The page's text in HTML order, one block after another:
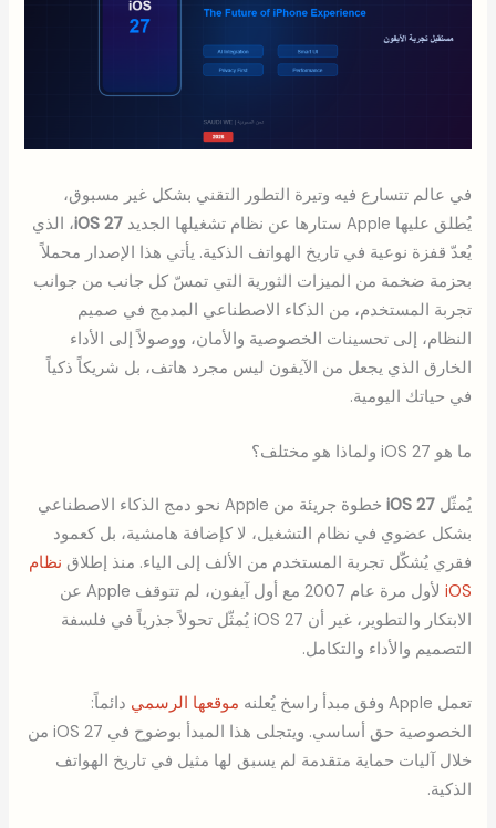
في عالم تتسارع فيه وتيرة التطور التقني بشكل غير مسبوق،
يُطلق عليها Apple ستارها عن نظام تشغيلها الجديد
iOS 27، الذي
يُعدّ قفزة نوعية في تاريخ الهواتف الذكية. يأتي هذا الإصدار محملاً
بحزمة ضخمة من الميزات الثورية التي تمسّ كل جانب من جوانب
تجربة المستخدم، من الذكاء الاصطناعي المدمج في صميم
النظام، إلى تحسينات الخصوصية والأمان، ووصولاً إلى الأداء
الخارق الذي يجعل من الآيفون ليس مجرد هاتف، بل شريكاً ذكياً
في حياتك اليومية.
ما هو iOS 27 ولماذا هو مختلف؟
يُمثّلiOS 27
خطوة جريئة من Apple نحو دمج الذكاء الاصطناعي
بشكل عضوي في نظام التشغيل، لا كإضافة هامشية، بل كعمود
فقري يُشكّل تجربة المستخدم من الألف إلى الياء. منذ إطلاق نظام
iOS
لأول مرة عام 2007 مع أول آيفون، لم تتوقف Apple عن
الابتكار والتطوير، غير أن iOS 27 يُمثّل تحولاً جذرياً في فلسفة
التصميم والأداء والتكامل.
تعمل Apple وفق مبدأ راسخ يُعلنه موقعها الرسمي دائماً:
الخصوصية حق أساسي. ويتجلى هذا المبدأ بوضوح في iOS 27 من
خلال آليات حماية متقدمة لم يسبق لها مثيل في تاريخ الهواتف
الذكية.